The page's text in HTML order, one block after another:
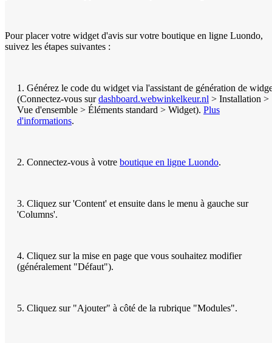
Pour placer votre widget d'avis sur votre boutique en ligne Luondo,
suivez les étapes suivantes :
1. Générez le code du widget via l'assistant de génération de
(Connectez-vous surdashboard.webwinkelkeur.nl > Installation >
Vue d'ensemble > Éléments standard > Widget). Plus
d'informations.
2. Connectez-vous à votre boutique en ligne Luondo.
3. Cliquez sur 'Content' et ensuite dans le menu à gauche sur
'Columns'.
4. Cliquez sur la mise en page que vous souhaitez modifier
(généralement "Défaut").
5. Cliquez sur "Ajouter" à côté de la rubrique "Modules".